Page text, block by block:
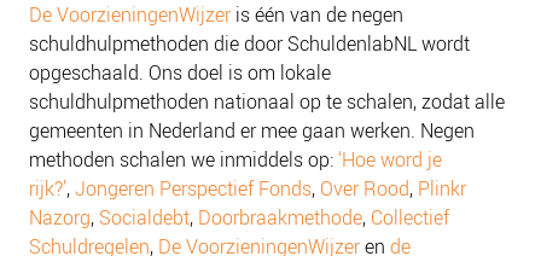
De VoorzieningenWijzeris één van de negen
schuldhulpmethoden die door SchuldenlabNL wordt
opgeschaald. Ons doel is om lokale
schuldhulpmethoden nationaal op te schalen, zodat alle
gemeenten in Nederland er mee gaan werken. Negen
methoden schalen we inmiddels op:‘Hoe word je
rijk?’,Jongeren Perspectief Fonds, Over Rood, Plinkr
Nazorg, Socialdebt, Doorbraakmethode, Collectief
Schuldregelen, De VoorzieningenWijzeren de